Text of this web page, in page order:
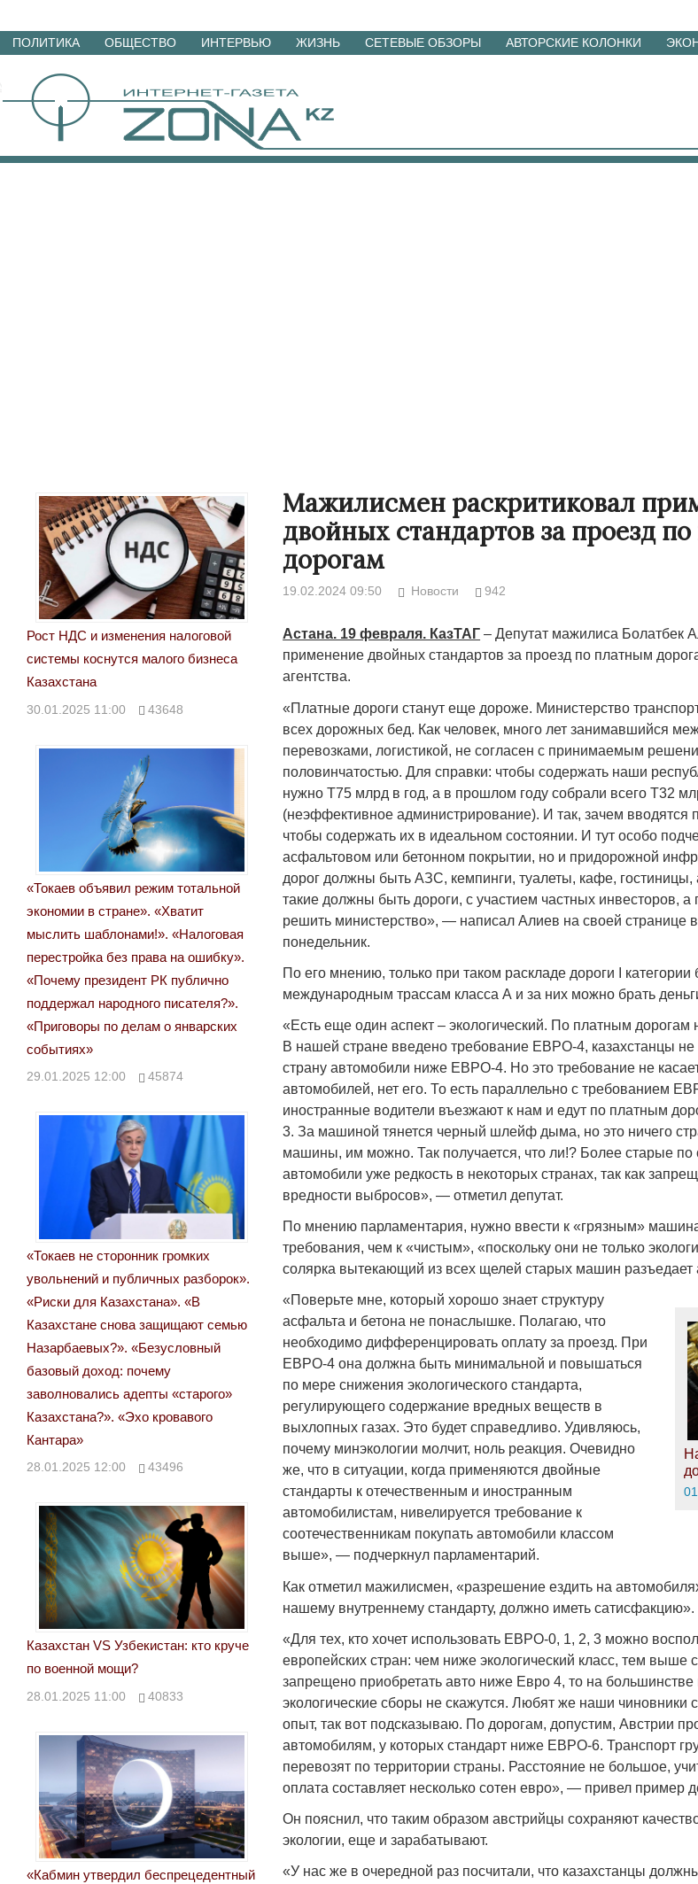
Перейти
материалам
ПОЛИТИКА ОБЩЕСТВО ИНТЕРВЬЮ ЖИЗНЬ СЕТЕВЫЕ ОБЗОРЫ АВТОРСКИЕ КОЛОНКИ
Мажилисмен раскритиковал
двойных стандартов за проезд
дорогам
19.02.2024 09:50 Новости 942
Астана. 19 февраля. КазТАГ – Депутат мажилиса Болатбек
применение двойных стандартов за проезд по платным
агентства.
«Платные дороги станут еще дороже. Министерство
всех дорожных бед. Как человек, много лет занимавшийся
перевозками, логистикой, не согласен с принимаемым
половинчатостью. Для справки: чтобы содержать наши
нужно Т75 млрд в год, а в прошлом году собрали всего Т32
(неэффективное администрирование). И так, зачем вводятся
чтобы содержать их в идеальном состоянии. И тут особо
асфальтовом или бетонном покрытии, но и придорожной
дорог должны быть АЗС, кемпинги, туалеты, кафе,
такие должны быть дороги, с участием частных инвесторов, а
решить министерство», — написал Алиев на своей странице
понедельник.
По его мнению, только при таком раскладе дороги I категории
международным трассам класса А и за них можно брать
«Есть еще один аспект – экологический. По платным дорогам
В нашей стране введено требование ЕВРО-4, казахстанцы не
страну автомобили ниже ЕВРО-4. Но это требование не
автомобилей, нет его. То есть параллельно с требованием
иностранные водители въезжают к нам и едут по платным
3. За машиной тянется черный шлейф дыма, но это ничего
машины, им можно. Так получается, что ли!? Более старые
автомобили уже редкость в некоторых странах, так как
вредности выбросов», — отметил депутат.
По мнению парламентария, нужно ввести к «грязным»
требования, чем к «чистым», «поскольку они не только
солярка вытекающий из всех щелей старых машин разъедает
«Поверьте мне, который хорошо знает структуру
асфальта и бетона не понаслышке. Полагаю, что
необходимо дифференцировать оплату за проезд. При
ЕВРО-4 она должна быть минимальной и повышаться
по мере снижения экологического стандарта,
регулирующего содержание вредных веществ в
выхлопных газах. Это будет справедливо. Удивляюсь,
почему минэкологии молчит, ноль реакция. Очевидно
же, что в ситуации, когда применяются двойные
стандарты к отечественным и иностранным
автомобилистам, нивелируется требование к
соотечественникам покупать автомобили классом
выше», — подчеркнул парламентарий.
Как отметил мажилисмен, «разрешение ездить на
нашему внутреннему стандарту, должно иметь сатисфакцию».
«Для тех, кто хочет использовать ЕВРО-0, 1, 2, 3 можно
европейских стран: чем ниже экологический класс, тем выше
запрещено приобретать авто ниже Евро 4, то на
экологические сборы не скажутся. Любят же наши
опыт, так вот подсказываю. По дорогам, допустим, Австрии
автомобилям, у которых стандарт ниже ЕВРО-6. Транспорт
перевозят по территории страны. Расстояние не большое,
оплата составляет несколько сотен евро», — привел пример
Он пояснил, что таким образом австрийцы сохраняют
экологии, еще и зарабатывают.
«У нас же в очередной раз посчитали, что казахстанцы
Рост НДС и изменения налоговой
системы коснутся малого бизнеса
Казахстана
30.01.2025 11:00 43648
«Токаев объявил режим тотальной
экономии в стране». «Хватит
мыслить шаблонами!». «Налоговая
перестройка без права на ошибку».
«Почему президент РК публично
поддержал народного писателя?».
«Приговоры по делам о январских
событиях»
29.01.2025 12:00 45874
«Токаев не сторонник громких
увольнений и публичных разборок».
«Риски для Казахстана». «В
Казахстане снова защищают семью
Назарбаевых?». «Безусловный
базовый доход: почему
заволновались адепты «старого»
Казахстана?». «Эхо кровавого
Кантара»
28.01.2025 12:00 43496
Казахстан VS Узбекистан: кто круче
по военной мощи?
28.01.2025 11:00 40833
«Кабмин утвердил беспрецедентный
17.10.2024 17:00 29972